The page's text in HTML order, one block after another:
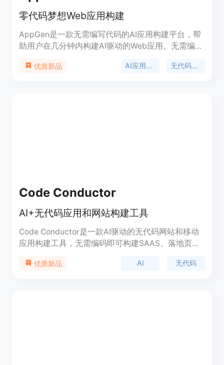
零代码梦想Web应用构建
AppGen是一款无需编写代码的AI应用构建平台，帮
助用户在几分钟内构建AI驱动的Web应用。无需编
优质新品 AI应用构建 无代码应用开发
Code Conductor
AI+无代码应用和网站构建工具
Code Conductor是一款AI驱动的无代码网站和移动
应用构建工具，无需编码即可构建SAAS、落地页、
站、响应式网页平台、网站的100%备份以及完整的
优质新品 AI 无代码